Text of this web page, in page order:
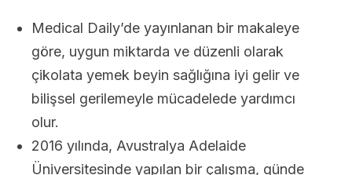
Medical Daily’de yayınlanan bir makaleye
göre, uygun miktarda ve düzenli olarak
çikolata yemek beyin sağlığına iyi gelir ve
bilişsel gerilemeyle mücadelede yardımcı
olur.
2016 yılında, Avustralya Adelaide
Üniversitesinde yapılan bir çalışma, günde